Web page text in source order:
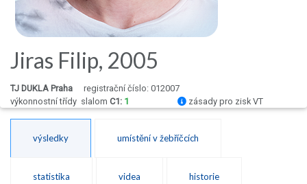
Jiras Filip, 2005
TJ DUKLA Praha
registrační číslo: 012007
výkonnostní třídy slalom C1: 1 zásady pro zisk VT
výsledky umístění v žebříčcích
statistika videa historie